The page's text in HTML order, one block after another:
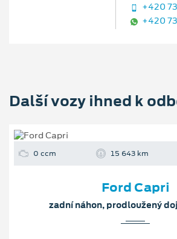
+420
+420
Další vozy ihned k
0 ccm 15 643 km
Ford Capri
zadní náhon, prodloužený